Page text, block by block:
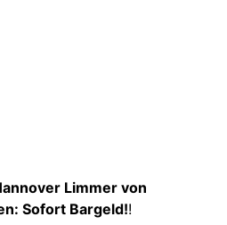
Limmer von
Sofort Bargeld!!